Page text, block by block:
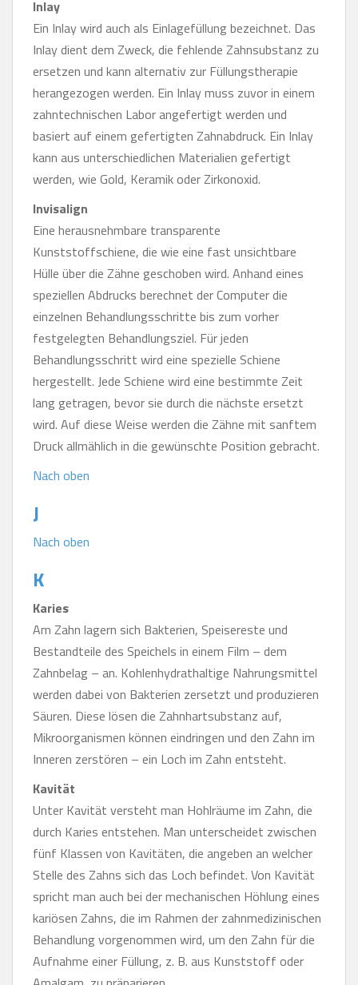
Inlay
Ein Inlay wird auch als Einlagefüllung bezeichnet. Das
Inlay dient dem Zweck, die fehlende Zahnsubstanz zu
ersetzen und kann alternativ zur Füllungstherapie
herangezogen werden. Ein Inlay muss zuvor in einem
zahntechnischen Labor angefertigt werden und
basiert auf einem gefertigten Zahnabdruck. Ein Inlay
kann aus unterschiedlichen Materialien gefertigt
werden, wie Gold, Keramik oder Zirkonoxid.
Invisalign
Eine herausnehmbare transparente
Kunststoffschiene, die wie eine fast unsichtbare
Hülle über die Zähne geschoben wird. Anhand eines
speziellen Abdrucks berechnet der Computer die
einzelnen Behandlungsschritte bis zum vorher
festgelegten Behandlungsziel. Für jeden
Behandlungsschritt wird eine spezielle Schiene
hergestellt. Jede Schiene wird eine bestimmte Zeit
lang getragen, bevor sie durch die nächste ersetzt
wird. Auf diese Weise werden die Zähne mit sanftem
Druck allmählich in die gewünschte Position gebracht.
Nach oben
J
Nach oben
K
Karies
Am Zahn lagern sich Bakterien, Speisereste und
Bestandteile des Speichels in einem Film – dem
Zahnbelag – an. Kohlenhydrathaltige Nahrungsmittel
werden dabei von Bakterien zersetzt und produzieren
Säuren. Diese lösen die Zahnhartsubstanz auf,
Mikroorganismen können eindringen und den Zahn im
Inneren zerstören – ein Loch im Zahn entsteht.
Kavität
Unter Kavität versteht man Hohlräume im Zahn, die
durch Karies entstehen. Man unterscheidet zwischen
fünf Klassen von Kavitäten, die angeben an welcher
Stelle des Zahns sich das Loch befindet. Von Kavität
spricht man auch bei der mechanischen Höhlung eines
kariösen Zahns, die im Rahmen der zahnmedizinischen
Behandlung vorgenommen wird, um den Zahn für die
Aufnahme einer Füllung, z. B. aus Kunststoff oder